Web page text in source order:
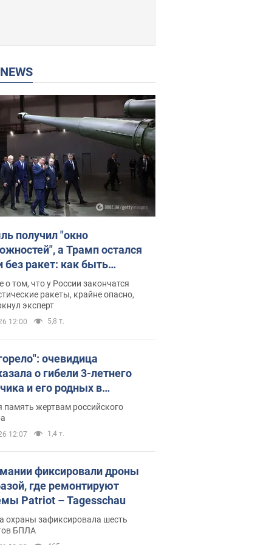
NEWS
получил "окно
а Трамп остался
без ракет: как быть
Интервью с Мельником
о том, что у России закончатся
ракеты, крайне опасно,
эксперт
12:00 5,8 т.
очевидица
о гибели 3-летнего
и его родных в
атаки РФ на Киевскую
Видео и фото
память жертвам российского
12:07 1,4 т.
фиксировали дроны
где ремонтируют
Patriot – Tagesschau
охраны зафиксировала шесть
БПЛА